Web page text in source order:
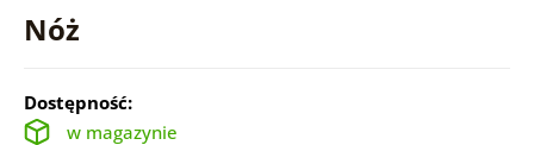
Nóż
Dostępność:
w magazynie